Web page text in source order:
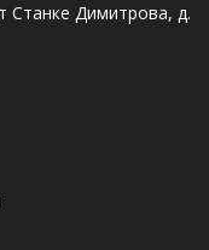
Станке Димитрова, д.